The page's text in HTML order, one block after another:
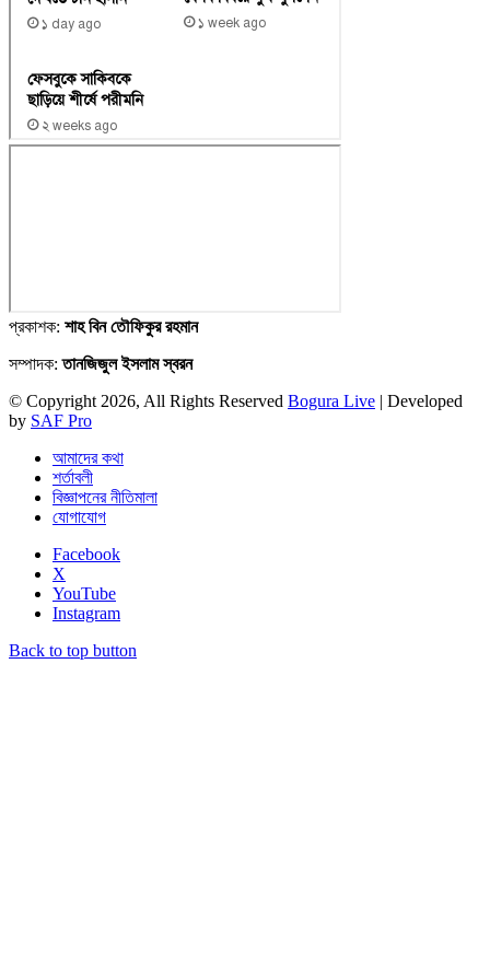
প্রকাশক: শাহ বিন তৌফিকুর রহমান
সম্পাদক:তানজিজুল ইসলাম স্বরন
© Copyright 2026, All Rights Reserved Bogura Live | Developed
by SAF Pro
আমাদের কথা
শর্তাবলী
বিজ্ঞাপনের নীতিমালা
যোগাযোগ
Facebook
X
YouTube
Instagram
Back to top button